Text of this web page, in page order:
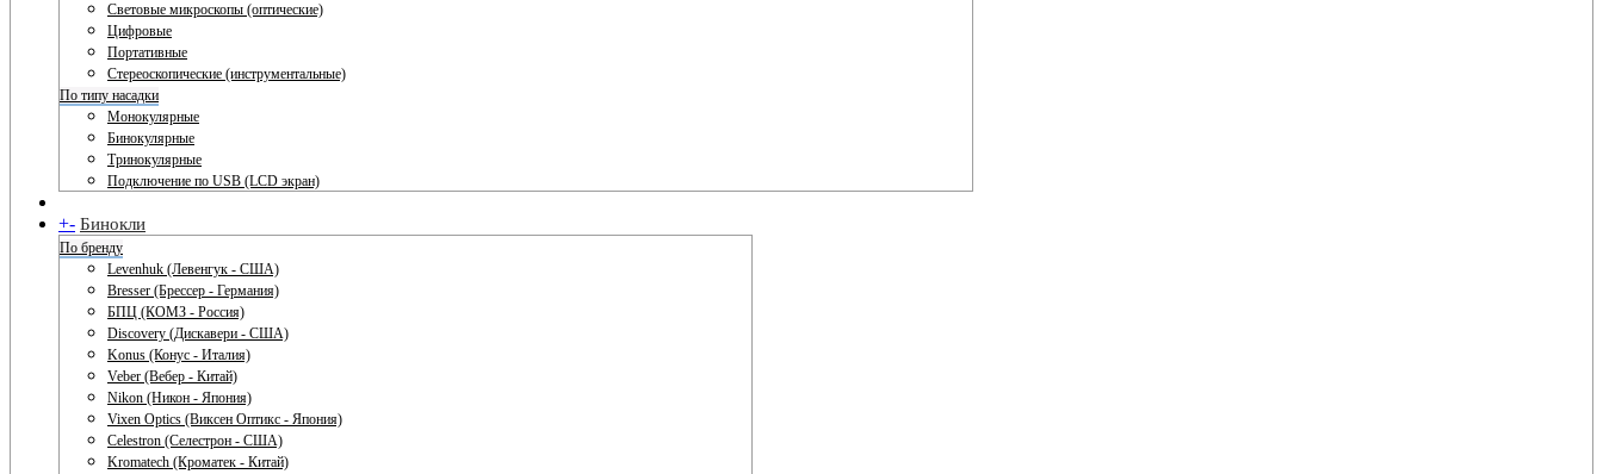
Световые микроскопы (оптические)
Цифровые
Портативные
Стереоскопические (инструментальные)
По типу насадки
Монокулярные
Бинокулярные
Тринокулярные
Подключение по USB (LCD экран)
+- Бинокли
По бренду
Levenhuk (Левенгук - США)
Bresser (Брессер - Германия)
БПЦ (КОМЗ - Россия)
Discovery (Дискавери - США)
Konus (Конус - Италия)
Veber (Вебер - Китай)
Nikon (Никон - Япония)
Vixen Optics (Виксен Оптикс - Япония)
Celestron (Селестрон - США)
Kromatech (Кроматек - Китай)